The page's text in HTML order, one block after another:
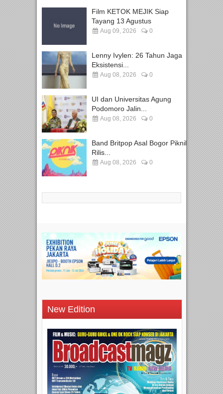
Film KETOK MEJIK Siap
Tayang 13 Agustus
Aug 09, 2026 0
Lenny Ivylen: 26 Tahun Jaga
Eksistensi...
Aug 08, 2026 0
UI dan Universitas Agung
Podomoro Jalin...
Aug 08, 2026 0
Band Britpop Asal Bogor Piknik
Rilis...
Aug 08, 2026 0
New Edition